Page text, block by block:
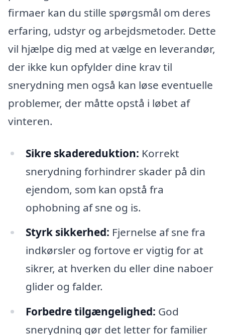
firmaer kan du stille spørgsmål om deres
erfaring, udstyr og arbejdsmetoder. Dette
vil hjælpe dig med at vælge en leverandør,
der ikke kun opfylder dine krav til
snerydning men også kan løse eventuelle
problemer, der måtte opstå i løbet af
vinteren.
Sikre skadereduktion: Korrekt
snerydning forhindrer skader på din
ejendom, som kan opstå fra
ophobning af sne og is.
Styrk sikkerhed: Fjernelse af sne fra
indkørsler og fortove er vigtig for at
sikrer, at hverken du eller dine naboer
glider og falder.
Forbedre tilgængelighed: God
snerydning gør det letter for familier